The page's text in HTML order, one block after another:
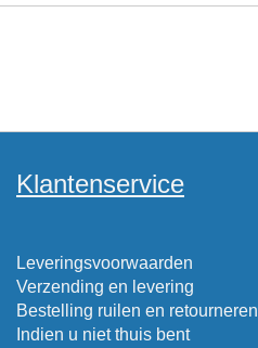
Klantenservice
Leveringsvoorwaarden
Verzending en levering
Bestelling ruilen en retourneren
Indien u niet thuis bent